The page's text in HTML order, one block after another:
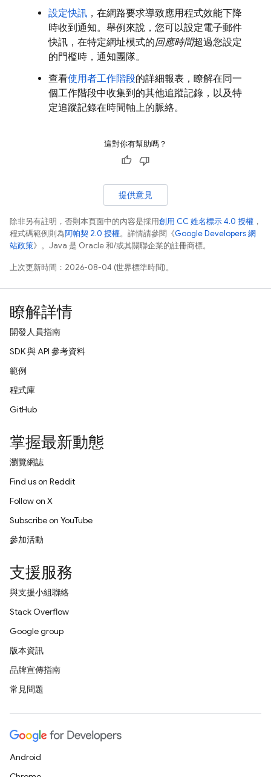
設定快訊 ，在網路要求導致應用程式效能下降
時收到通知。舉例來說，您可以設定電子郵件
快訊，在特定網址模式的回應時間超過您設定
的門檻時，通知團隊。
查看使用者工作階段的詳細報表，瞭解在同一
個工作階段中收集到的其他追蹤記錄，以及特
定追蹤記錄在時間軸上的脈絡。
這對你有幫助嗎？
提供意見
除非另有註明，否則本頁面中的內容是採用創用 CC 姓名標示 4.0 授權 ，
程式碼範例則為阿帕契 2.0 授權。詳情請參閱《Google Developers 網
站政策》。Java 是 Oracle 和/或其關聯企業的註冊商標。
上次更新時間：2026-08-04 (世界標準時間)。
瞭解詳情
開發人員指南
SDK 與 API 參考資料
範例
程式庫
GitHub
掌握最新動態
瀏覽網誌
Find us on Reddit
Follow on X
Subscribe on YouTube
參加活動
支援服務
與支援小組聯絡
Stack Overflow
Google group
版本資訊
品牌宣傳指南
常見問題
Android